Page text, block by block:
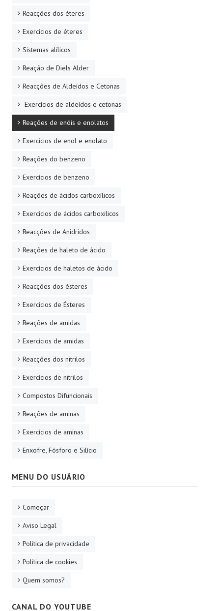
Reacções dos éteres
Exercícios de éteres
Sistemas alílicos
Reação de Diels Alder
Reacções de Aldeídos e Cetonas
Exercícios de aldeídos e cetonas
Reações de enóis e enolatos
Exercícios de enol e enolato
Reações do benzeno
Exercícios de benzeno
Reações de ácidos carboxílicos
Exercícios de ácidos carboxilicos
Reacções de Anidridos
Reações de haleto de ácido
Exercícios de haletos de ácido
Reacções dos ésteres
Exercícios de Ésteres
Reações de amidas
Exercícios de amidas
Reacções dos nitrilos
Exercícios de nitrilos
Compostos Difuncionais
Reações de aminas
Exercícios de aminas
Enxofre, Fósforo e Silício
MENU DO USUÁRIO
Começar
Aviso Legal
Política de privacidade
Política de cookies
Quem somos?
CANAL DO YOUTUBE